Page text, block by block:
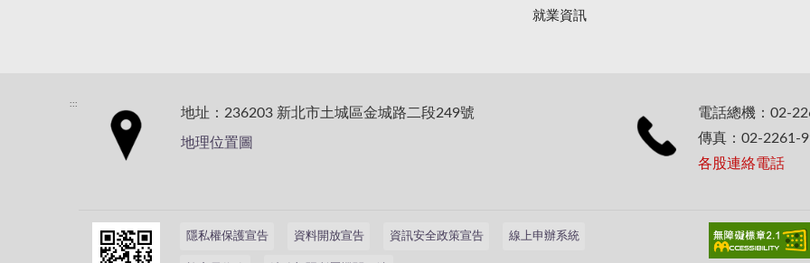
就業資訊
:::
地址：236203 新北市土城區金城路二段249號
地理位置圖
電話總機：02-
傳真：02-2261-
各股連絡電話
隱私權保護宣告 資料開放宣告 資訊安全政策宣告 線上申辦系統